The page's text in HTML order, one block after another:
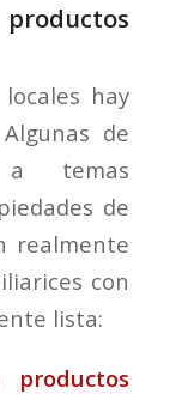
hay
de
a temas
de
realmente
con
lista: